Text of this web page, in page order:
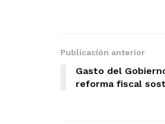
Publicación anterior
Gasto del
reforma fiscal